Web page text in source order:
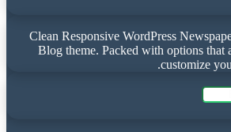
Clean Responsive WordPress
Blog theme. Packed with options
customize